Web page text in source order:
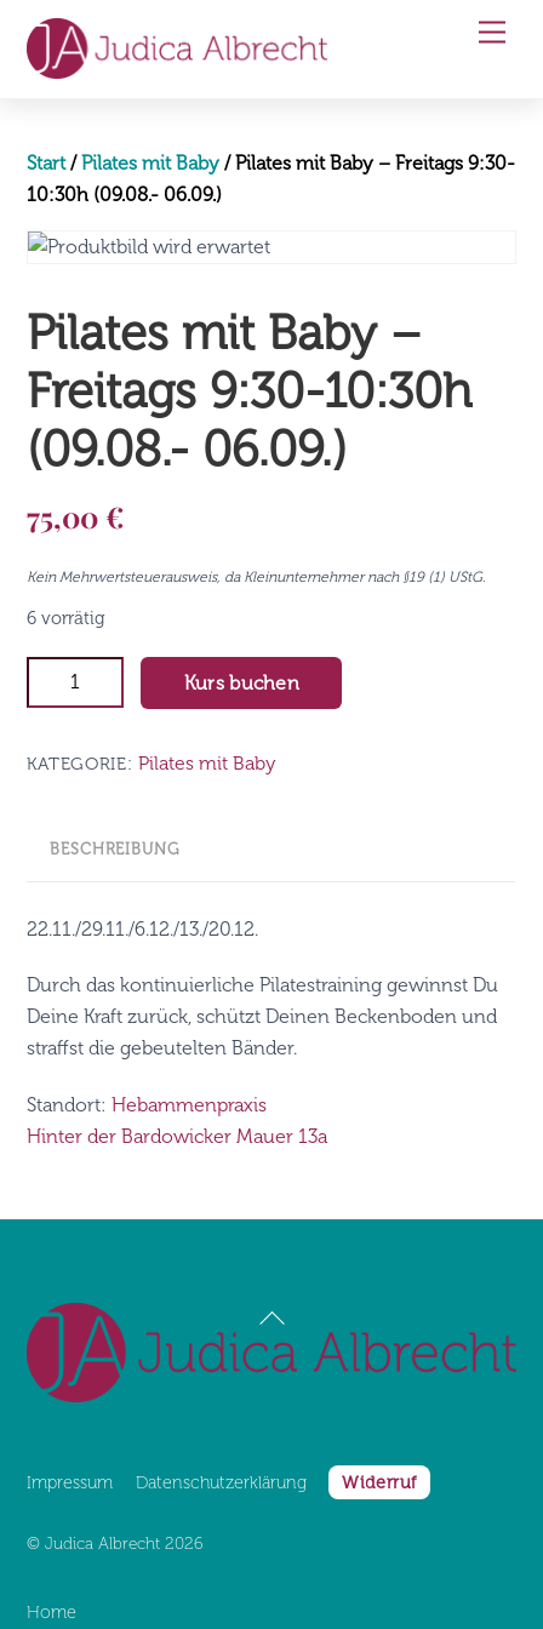
content
Start/Pilates mit Baby / Pilates mit Baby – Freitags 9:30-
10:30h (09.08.- 06.09.)
Pilates mit Baby –
Freitags 9:30-10:30h
(09.08.- 06.09.)
75,00€
Kein Mehrwertsteuerausweis, da Kleinunternehmer nach §19 (1) UStG.
6 vorrätig
Pilates
mit
-
10:30h
06.09.)
Kurs buchen
KATEGORIE:Pilates mit Baby
BESCHREIBUNG
22.11./29.11./6.12./13./20.12.
Durch das kontinuierliche Pilatestraining gewinnst Du
Deine Kraft zurück, schützt Deinen Beckenboden und
straffst die gebeutelten Bänder.
Standort:Hebammenpraxis
Hinter der Bardowicker Mauer 13a
Back
To
Top
Impressum Datenschutz­erklärung Widerruf
©Judica Albrecht 2026
Home